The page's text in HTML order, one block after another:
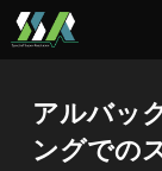
アルバッ
ングでの